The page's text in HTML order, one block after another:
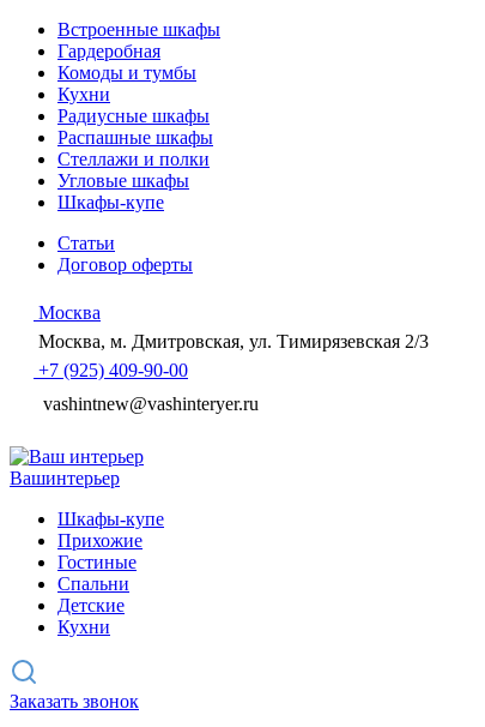
Встроенные шкафы
Гардеробная
Комоды и тумбы
Кухни
Радиусные шкафы
Распашные шкафы
Стеллажи и полки
Угловые шкафы
Шкафы-купе
Статьи
Договор оферты
Москва
Москва, м. Дмитровская, ул. Тимирязевская 2/3
+7 (925) 409-90-00
vashintnew@vashinteryer.ru
Вашинтерьер
Шкафы-купе
Прихожие
Гостиные
Спальни
Детские
Кухни
Заказать звонок